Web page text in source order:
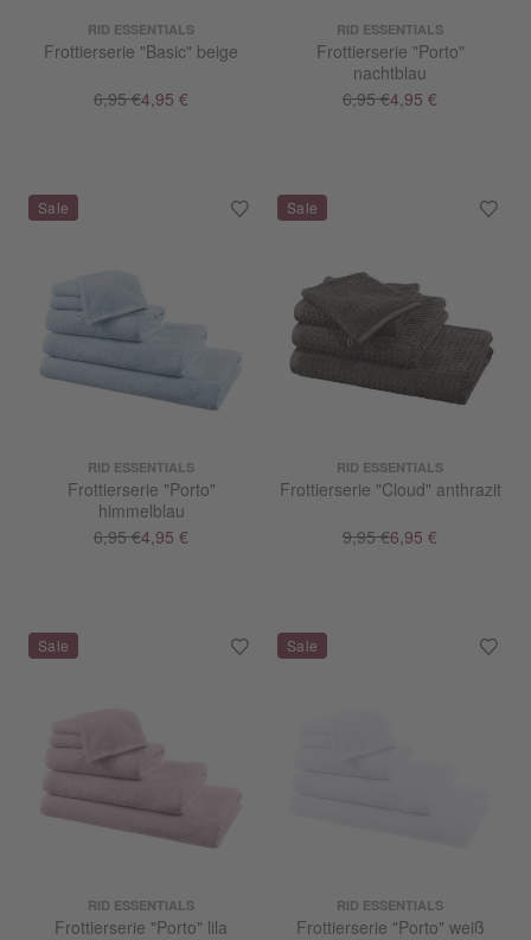
RID ESSENTIALS
Frottierserie "Basic" beige
6,95 €4,95 €
RID ESSENTIALS
Frottierserie "Porto"
nachtblau
6,95 €4,95 €
RID ESSENTIALS
Frottierserie "Porto"
himmelblau
6,95 €4,95 €
RID ESSENTIALS
Frottierserie "Cloud" anthrazit
9,95 €6,95 €
RID ESSENTIALS
Frottierserie "Porto" lila
RID ESSENTIALS
Frottierserie "Porto" weiß